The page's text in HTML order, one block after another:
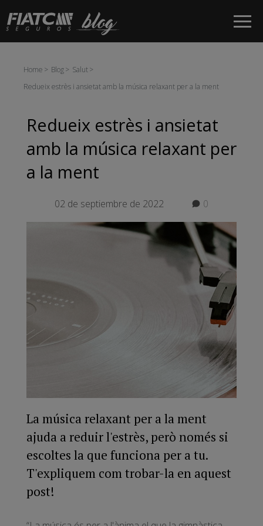
Salta al contingut principal
Home Blog
Salut
Redueix estrès i ansietat amb la música relaxant per a la ment
Redueix estrès i ansietat
amb la música relaxant per
a la ment
02 de septiembre de 2022 0
La música relaxant per a la ment
ajuda a reduir l'estrès, però només si
escoltes la que funciona per a tu.
T'expliquem com trobar-la en aquest
post!